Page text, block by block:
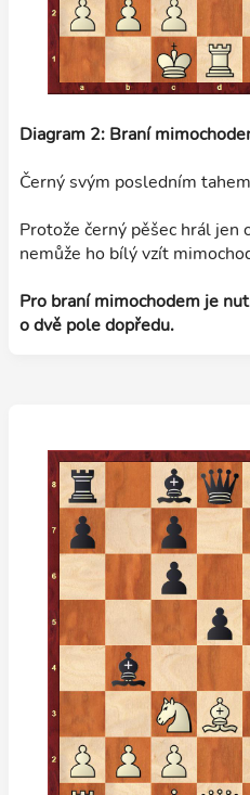
Diagram 2: Braní
Černý svým posledním
Protože černý pěšec hrál jen
nemůže ho bílý vzít
Pro braní mimochodem je
o dvě pole dopředu.